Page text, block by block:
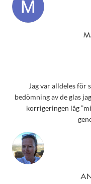
Jag var alldeles för
bedömning av de glas
korrigeringen låg